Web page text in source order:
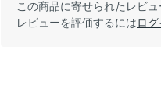
この商品に寄せられたレビュ
レビューを評価するには ロ